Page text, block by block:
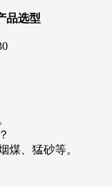
品选型
煤、猛砂等。